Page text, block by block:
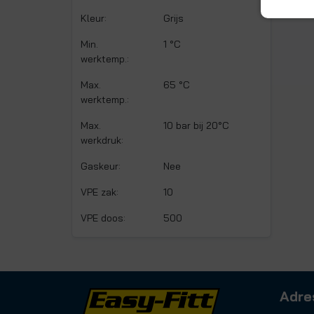
Kleur: Grijs
Min.
werktemp.:
1 °C
Max.
werktemp.:
65 °C
Max.
werkdruk:
10 bar bij 20°C
Gaskeur: Nee
VPE zak: 10
VPE doos: 500